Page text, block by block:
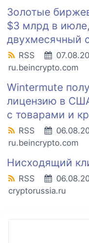
Золотые
$3 млрд в
двухмесячный
RSS
ru.beincrypto.com
Wintermute
лицензию в
с товарами и
RSS
ru.beincrypto.com
Нисходящий
RSS
cryptorussia.ru